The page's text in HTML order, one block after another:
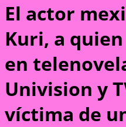
El actor
Kuri, a
en
Univision y
víctima de